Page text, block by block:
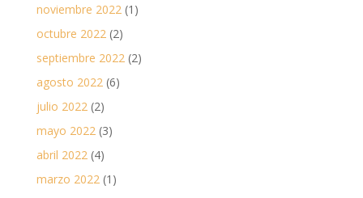
noviembre 2022(1)
octubre 2022(2)
septiembre 2022(2)
agosto 2022(6)
julio 2022(2)
mayo 2022(3)
abril 2022(4)
marzo 2022(1)